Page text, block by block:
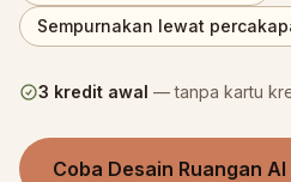
Galeri
Pro
🇮🇩
Sempurnakan lewat
3 kredit awal — tanpa kartu
Coba Desain Ruangan